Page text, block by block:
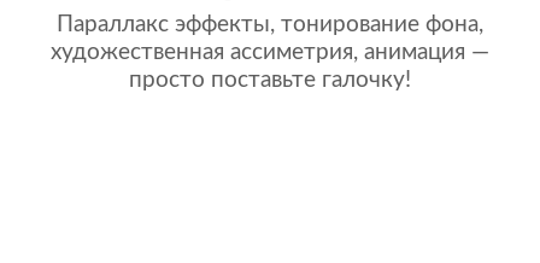
Параллакс эффекты, тонирование фона,
художественная ассиметрия, анимация —
просто поставьте галочку!